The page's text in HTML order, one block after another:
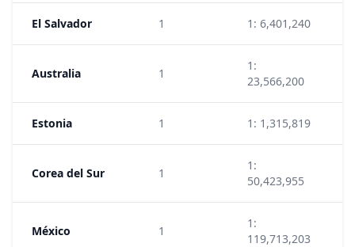
El Salvador 1 1: 6,401,240
Australia 1
1:
23,566,200
Estonia 1 1: 1,315,819
Corea del Sur 1
1:
50,423,955
México 1
1:
119,713,203